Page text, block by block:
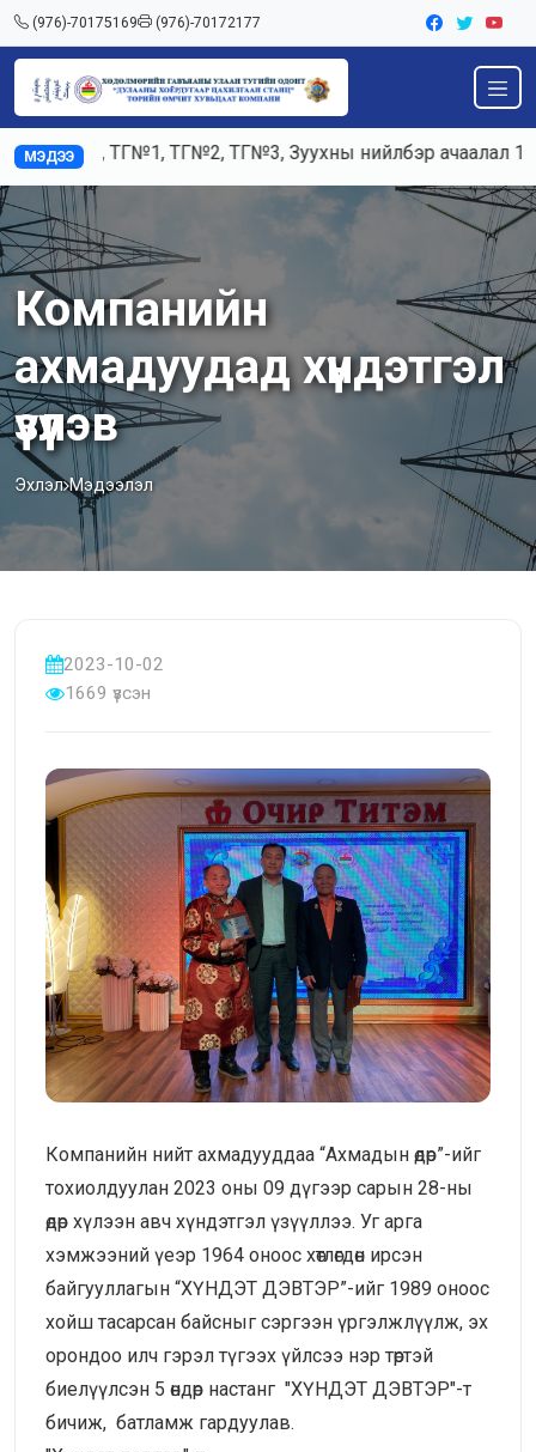
(976)-70175169 (976)-70172177
МЭДЭЭ
ТГ№1, ТГ№2, ТГ№3, Зуухны нийлбэр ачаалал 120-
Компанийн
ахмадуудад хүндэтгэл
үзүүлэв
Эхлэл Мэдээлэл
2023-10-02
1669 үзсэн
Компанийн нийт ахмадууддаа “Ахмадын өдөр”-ийг
тохиолдуулан 2023 оны 09 дүгээр сарын 28-ны
өдөр хүлээн авч хүндэтгэл үзүүллээ. Уг арга
хэмжээний үеэр 1964 оноос хөтлөгдөн ирсэн
байгууллагын “ХҮНДЭТ ДЭВТЭР”-ийг 1989 оноос
хойш тасарсан байсныг сэргээн үргэлжлүүлж, эх
орондоо илч гэрэл түгээх үйлсээ нэр төртэй
биелүүлсэн 5 өндөр настанг "ХҮНДЭТ ДЭВТЭР"-т
бичиж, батламж гардуулав.